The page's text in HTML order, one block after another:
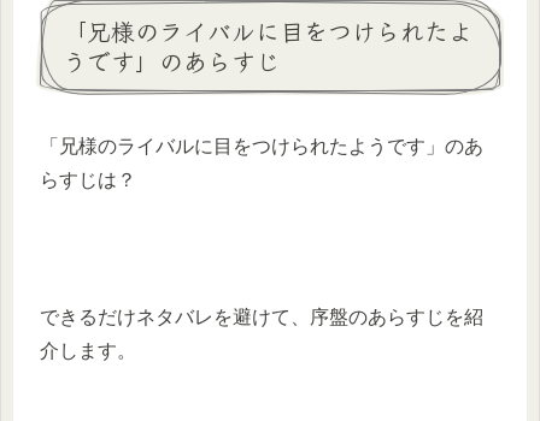
「兄様のライバルに目をつけられたよ
うです」のあらすじ
「兄様のライバルに目をつけられたようです」のあ
らすじは？
できるだけネタバレを避けて、序盤のあらすじを紹
介します。